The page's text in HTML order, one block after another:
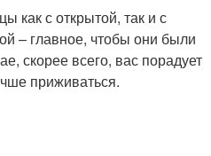
как с открытой, так и с
– главное, чтобы они были
скорее всего, вас порадует
приживаться.